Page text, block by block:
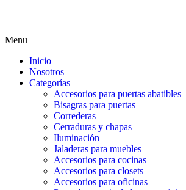
Menu
Inicio
Nosotros
Categorías
Accesorios para puertas abatibles
Bisagras para puertas
Correderas
Cerraduras y chapas
Iluminación
Jaladeras para muebles
Accesorios para cocinas
Accesorios para closets
Accesorios para oficinas